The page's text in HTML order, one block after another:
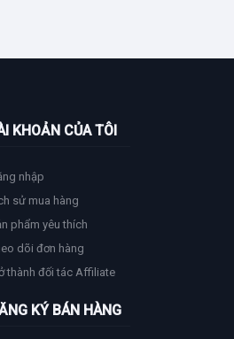
KHOẢN CỦA TÔI
nhập
sử mua hàng
phẩm yêu thích
dõi đơn hàng
thành đối tác Affiliate
KÝ BÁN HÀNG